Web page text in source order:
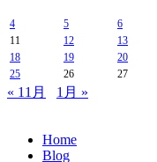
4
5 6
11
12 13
18
19 20
25
26 27
« 11月 1月 »
Home
Blog